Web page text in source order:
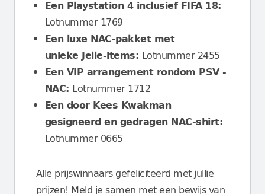
Een Playstation 4 inclusief FIFA 18:
Lotnummer 1769
Een luxe NAC-pakket met
unieke Jelle-items: Lotnummer 2455
Een VIP arrangement rondom PSV -
NAC: Lotnummer 1712
Een door Kees Kwakman
gesigneerd en gedragen NAC-shirt:
Lotnummer 0665
Alle prijswinnaars gefeliciteerd met jullie
prijzen! Meld je samen met een bewijs van